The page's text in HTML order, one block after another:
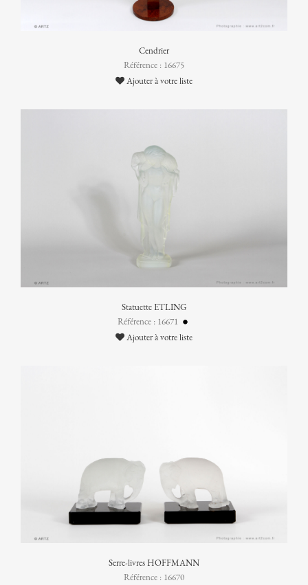
Cendrier
Référence : 16675
Ajouter à votre liste
Statuette ETLING
Référence : 16671
Ajouter à votre liste
Serre-livres HOFFMANN
Référence : 16670